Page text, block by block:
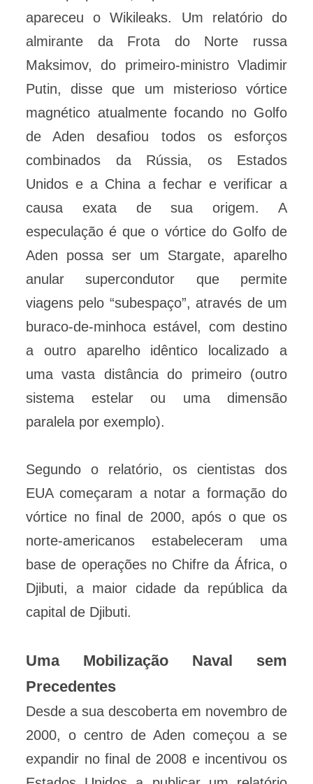
apareceu o Wikileaks. Um relatório do
almirante da Frota do Norte russa
Maksimov, do primeiro-ministro Vladimir
Putin, disse que um misterioso vórtice
magnético atualmente focando no Golfo
de Aden desafiou todos os esforços
combinados da Rússia, os Estados
Unidos e a China a fechar e verificar a
causa exata de sua origem. A
especulação é que o vórtice do Golfo de
Aden possa ser um Stargate, aparelho
anular supercondutor que permite
viagens pelo “subespaço”, através de um
buraco-de-minhoca estável, com destino
a outro aparelho idêntico localizado a
uma vasta distância do primeiro (outro
sistema estelar ou uma dimensão
paralela por exemplo).
Segundo o relatório, os cientistas dos
EUA começaram a notar a formação do
vórtice no final de 2000, após o que os
norte-americanos estabeleceram uma
base de operações no Chifre da África, o
Djibuti, a maior cidade da república da
capital de Djibuti.
Uma Mobilização Naval sem
Precedentes
Desde a sua descoberta em novembro de
2000, o centro de Aden começou a se
expandir no final de 2008 e incentivou os